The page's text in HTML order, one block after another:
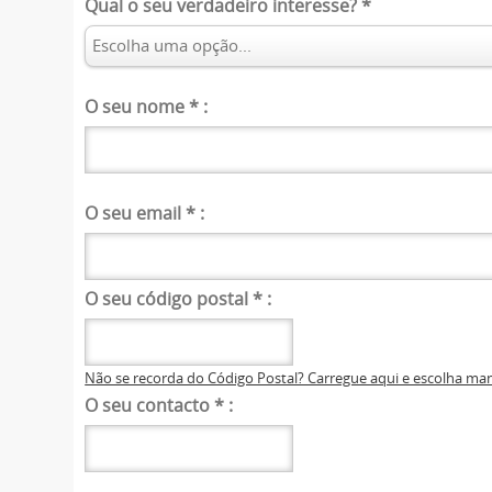
Qual o seu verdadeiro interesse?*
O seu nome* :
O seu email* :
O seu código postal* :
Não se recorda do Código Postal? Carregue aqui e escolha
O seu contacto* :